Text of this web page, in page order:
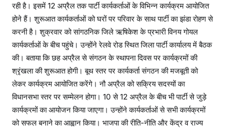
रही है। इसमें 12 अप्रैल तक पार्टी कार्यकर्ताओं के विभिन्न कार्यक्रम आयोजित
होने हैं। शुरूआत कार्यकर्ताओं को घरों पर परिवार के साथ पार्टी का झंडा रोहण से
करनी है। शुक्रवार को सांगठनिक जिले ऋषिकेश के प्रभारी विनय गोयल
कार्यकर्ताओं के बीच पहुंचे। उन्होंने रेलवे रोड स्थित जिला पार्टी कार्यालय में बैठक
की। बताया कि छह अप्रैल से संगठन के स्थापना दिवस पर कार्यक्रमों की
श्रृंखला की शुरूआत होगी। बूथ स्तर पर कार्यकर्ता संगठन की मजबूती को
लेकर कार्यक्रम आयोजित करेंगे। नौ अप्रैल को सक्रिय सदस्यों का
विधानसभा स्तर पर सम्मेलन होगा। 10 से 12 अप्रैल के बीच भी पार्टी से जुड़े
कार्यक्रमों का आयोजन किया जाएगा। उन्होंने कार्यकर्ताओं से सभी कार्यक्रमों
को सफल बनाने का आह्वान किया। भाजपा की रीति-नीति और केंद्र व राज्य